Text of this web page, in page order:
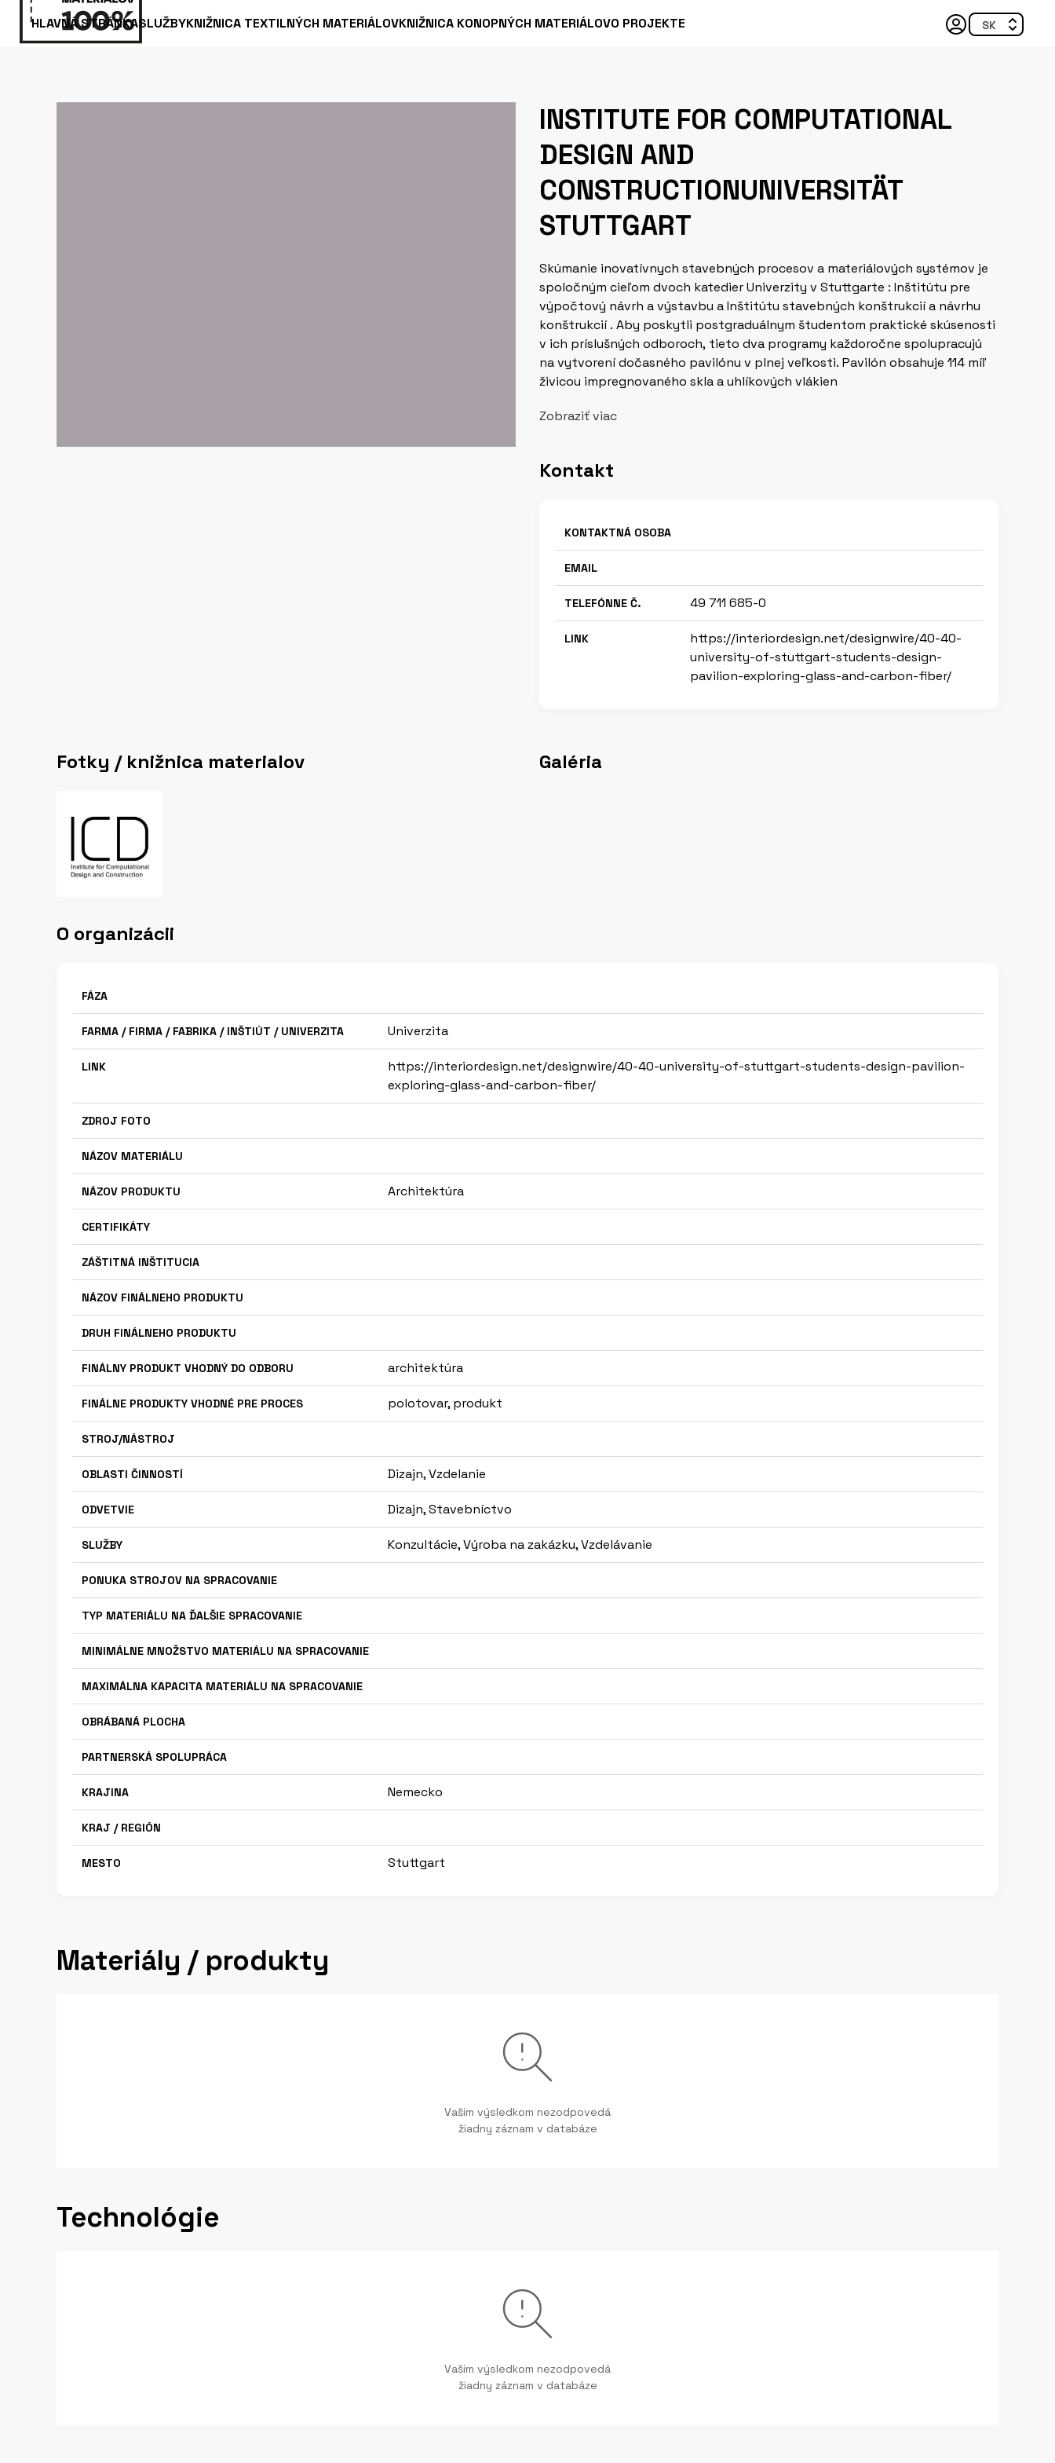
HLAVNÁ STRÁNKASLUŽBYKNIŽNICA TEXTILNÝCH MATERIÁLOVKNIŽNICA KONOPNÝCH MATERIÁLOVO PROJEKTE
INSTITUTE FOR COMPUTATIONAL
DESIGN AND
CONSTRUCTIONUNIVERSITÄT
STUTTGART
Skúmanie inovatívnych stavebných procesov a materiálových systémov je
spoločným cieľom dvoch katedier Univerzity v Stuttgarte : Inštitútu pre
výpočtový návrh a výstavbu a Inštitútu stavebných konštrukcií a návrhu
konštrukcií . Aby poskytli postgraduálnym študentom praktické skúsenosti
v ich príslušných odboroch, tieto dva programy každoročne spolupracujú
na vytvorení dočasného pavilónu v plnej veľkosti. Pavilón obsahuje 114 míľ
živicou impregnovaného skla a uhlíkových vlákien
Zobraziť viac
Kontakt
KONTAKTNÁ OSOBA
EMAIL
TELEFÓNNE Č. 49 711 685-0
LINK
https://interiordesign.net/designwire/40-40-
university-of-stuttgart-students-design-
pavilion-exploring-glass-and-carbon-fiber/
Fotky / knižnica materialov Galéria
O organizácii
FÁZA
FARMA / FIRMA / FABRIKA / INŠTIÚT / UNIVERZITA Univerzita
LINK
https://interiordesign.net/designwire/40-40-university-of-stuttgart-students-design-pavilion-
exploring-glass-and-carbon-fiber/
ZDROJ FOTO
NÁZOV MATERIÁLU
NÁZOV PRODUKTU Architektúra
CERTIFIKÁTY
ZÁŠTITNÁ INŠTITUCIA
NÁZOV FINÁLNEHO PRODUKTU
DRUH FINÁLNEHO PRODUKTU
FINÁLNY PRODUKT VHODNÝ DO ODBORU architektúra
FINÁLNE PRODUKTY VHODNÉ PRE PROCES polotovar, produkt
STROJ/NÁSTROJ
OBLASTI ČINNOSTÍ Dizajn, Vzdelanie
ODVETVIE Dizajn, Stavebníctvo
SLUŽBY Konzultácie, Výroba na zakázku, Vzdelávanie
PONUKA STROJOV NA SPRACOVANIE
TYP MATERIÁLU NA ĎALŠIE SPRACOVANIE
MINIMÁLNE MNOŽSTVO MATERIÁLU NA SPRACOVANIE
MAXIMÁLNA KAPACITA MATERIÁLU NA SPRACOVANIE
OBRÁBANÁ PLOCHA
PARTNERSKÁ SPOLUPRÁCA
KRAJINA Nemecko
KRAJ / REGIÓN
MESTO Stuttgart
Materiály / produkty
Vašim výsledkom nezodpovedá
žiadny záznam v databáze
Technológie
Vašim výsledkom nezodpovedá
žiadny záznam v databáze